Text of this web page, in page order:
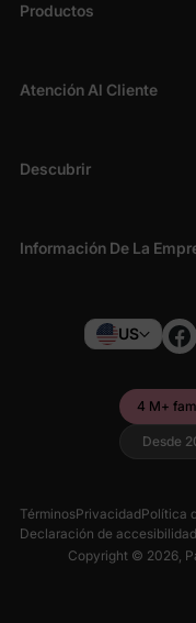
Productos
Atención Al Cliente
Descubrir
Información De La
US
4 M+
Desde
TérminosPrivacidadPolítica
Declaración de accesibilidad
Copyright © 2026,